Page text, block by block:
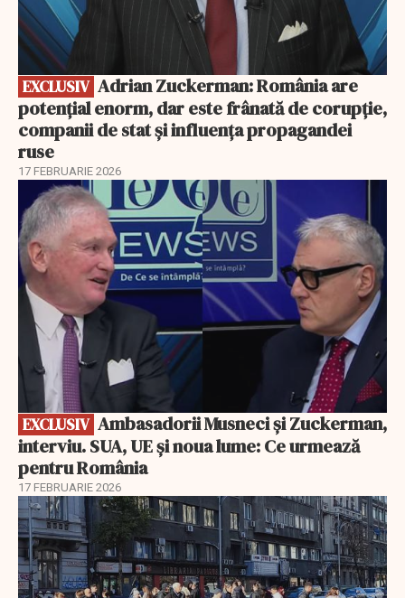
EXCLUSIV
potențial enorm, dar este frânată de corupție,
companii de stat și influența propagandei
ruse
17 FEBRUARIE 2026
EXCLUSIV
EXCLUSIV
interviu. SUA, UE și noua lume: Ce urmează
pentru România
17 FEBRUARIE 2026